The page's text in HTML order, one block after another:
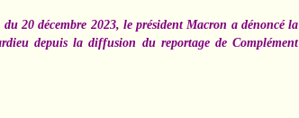
20 décembre 2023, le président Macron a dénoncé la
depuis la diffusion du reportage de Complément